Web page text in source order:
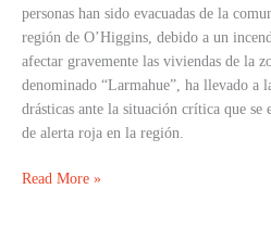
personas han sido evacuadas de la
región de O’Higgins, debido a un
afectar gravemente las viviendas de la
denominado “Larmahue”, ha llevado a
drásticas ante la situación crítica que se
de alerta roja en la región.
Read More »